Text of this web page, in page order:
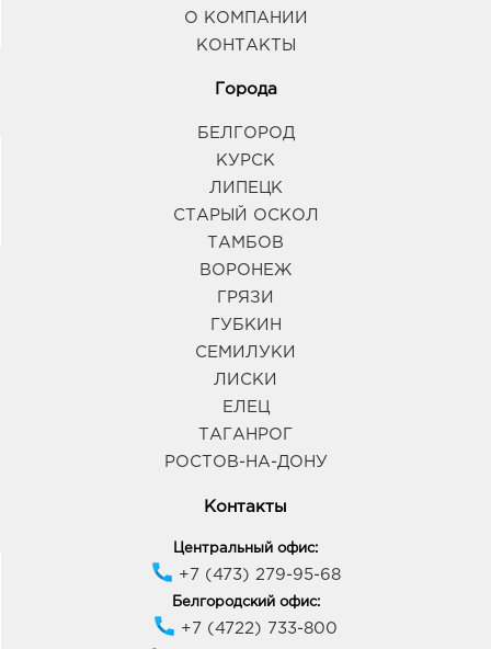
О КОМПАНИИ
КОНТАКТЫ
Города
БЕЛГОРОД
КУРСК
ЛИПЕЦК
СТАРЫЙ ОСКОЛ
ТАМБОВ
ВОРОНЕЖ
ГРЯЗИ
ГУБКИН
СЕМИЛУКИ
ЛИСКИ
ЕЛЕЦ
ТАГАНРОГ
РОСТОВ-НА-ДОНУ
Контакты
Центральный офис:
+7 (473) 279-95-68
Белгородский офис:
+7 (4722) 733-800